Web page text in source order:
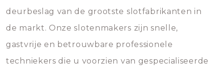
deurbeslag van de grootste slotfabrikanten in
de markt. Onze slotenmakers zijn snelle,
gastvrije en betrouwbare professionele
techniekers die u voorzien van gespecialiseerde